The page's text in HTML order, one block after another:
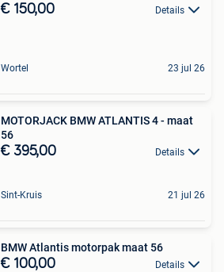
€ 150,00 Details
Wortel 23 jul 26
MOTORJACK BMW ATLANTIS 4 - maat
56
€ 395,00 Details
Sint-Kruis 21 jul 26
BMW Atlantis motorpak maat 56
€ 100,00 Details